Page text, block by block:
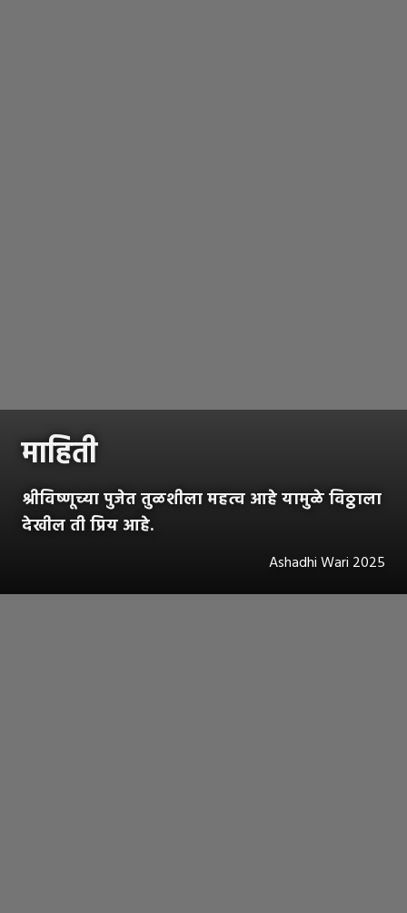
माहिती
श्रीविष्णूच्या पुजेत तुळशीला महत्व आहे यामुळे विठ्ठाला
देखील ती प्रिय आहे.
Ashadhi Wari 2025